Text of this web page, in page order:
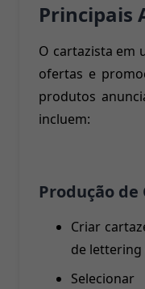
Principais
O cartazista em
ofertas e
produtos
incluem:
Produção de
Criar
de lettering